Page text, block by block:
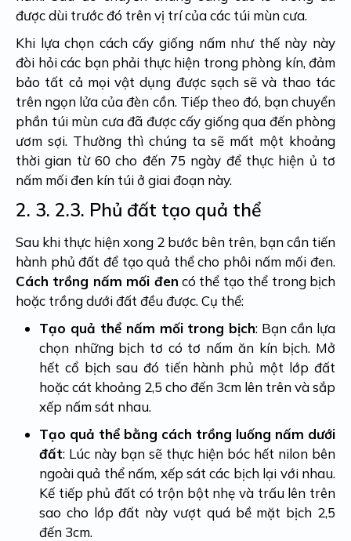
được dùi trước đó trên vị trí của các túi mùn cưa.
Khi lựa chọn cách cấy giống nấm như thế này này
đòi hỏi các bạn phải thực hiện trong phòng kín, đảm
bảo tất cả mọi vật dụng được sạch sẽ và thao tác
trên ngọn lửa của đèn cồn. Tiếp theo đó, bạn chuyển
phần túi mùn cưa đã được cấy giống qua đến phòng
ươm sợi. Thường thì chúng ta sẽ mất một khoảng
thời gian từ 60 cho đến 75 ngày để thực hiện ủ tơ
nấm mối đen kín túi ở giai đoạn này.
2. 3. 2.3. Phủ đất tạo quả thể
Sau khi thực hiện xong 2 bước bên trên, bạn cần tiến
hành phủ đất để tạo quả thể cho phôi nấm mối đen.
Cách trồng nấm mối đen có thể tạo thể trong bịch
hoặc trồng dưới đất đều được. Cụ thể:
Tạo quả thể nấm mối trong bịch: Bạn cần lựa
chọn những bịch tơ có tơ nấm ăn kín bịch. Mở
hết cổ bịch sau đó tiến hành phủ một lớp đất
hoặc cát khoảng 2,5 cho đến 3cm lên trên và sắp
xếp nấm sát nhau.
Tạo quả thể bằng cách trồng luống nấm dưới
đất: Lúc này bạn sẽ thực hiện bóc hết nilon bên
ngoài quả thể nấm, xếp sát các bịch lại với nhau.
Kế tiếp phủ đất có trộn bột nhẹ và trấu lên trên
sao cho lớp đất này vượt quá bề mặt bịch 2,5
đến 3cm.